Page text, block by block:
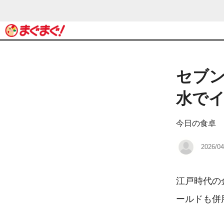
セブ
水で
今日の食卓
2026/
江戸時代の
ールドも併